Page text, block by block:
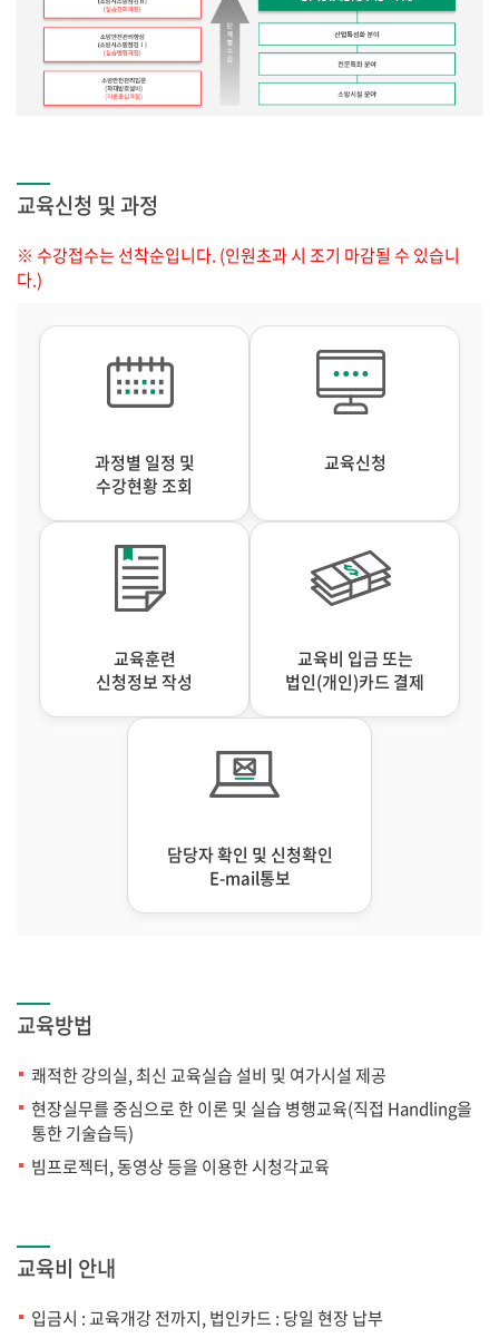
교육신청 및 과정
※ 수강접수는 선착순입니다. (인원초과 시 조기 마감될 수 있습니
다.)
과정별 일정 및
수강현황 조회
교육신청
교육훈련
신청정보 작성
교육비 입금 또는
법인(개인)카드 결제
담당자 확인 및 신청확인
E-mail통보
교육방법
쾌적한 강의실, 최신 교육실습 설비 및 여가시설 제공
현장실무를 중심으로 한 이론 및 실습 병행교육(직접 Handling을
통한 기술습득)
빔프로젝터, 동영상 등을 이용한 시청각교육
교육비 안내
입금시 : 교육개강 전까지, 법인카드 : 당일 현장 납부